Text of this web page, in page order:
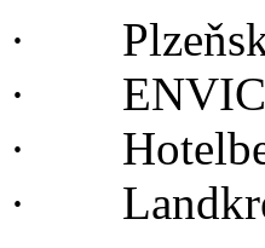
·
· ENVIC,
·
·